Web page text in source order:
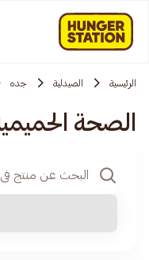
الرئيسية الصيدلية جده
الصحة